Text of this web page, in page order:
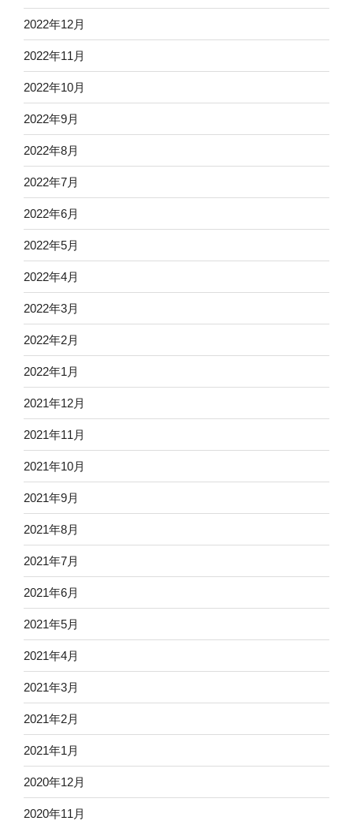
2022年12月
2022年11月
2022年10月
2022年9月
2022年8月
2022年7月
2022年6月
2022年5月
2022年4月
2022年3月
2022年2月
2022年1月
2021年12月
2021年11月
2021年10月
2021年9月
2021年8月
2021年7月
2021年6月
2021年5月
2021年4月
2021年3月
2021年2月
2021年1月
2020年12月
2020年11月